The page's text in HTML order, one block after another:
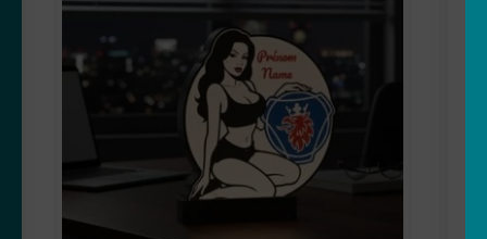
était :
49,90 €.